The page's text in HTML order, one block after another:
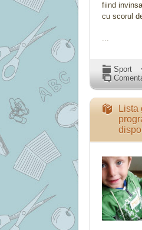
fiind
cu scorul
...
Sport
Lista